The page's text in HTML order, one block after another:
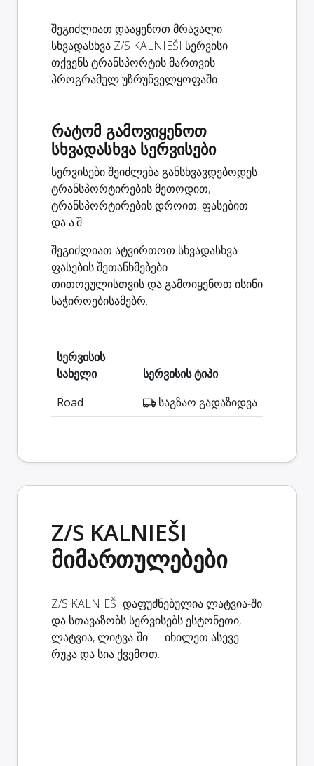
შეგიძლიათ დააყენოთ მრავალი
სხვადასხვა Z/S KALNIEŠI სერვისი
თქვენს ტრანსპორტის მართვის
პროგრამულ უზრუნველყოფაში.
რატომ გამოვიყენოთ
სხვადასხვა სერვისები
სერვისები შეიძლება განსხვავდებოდეს
ტრანსპორტირების მეთოდით,
ტრანსპორტირების დროით, ფასებით
და ა.შ.
შეგიძლიათ ატვირთოთ სხვადასხვა
ფასების შეთანხმებები
თითოეულისთვის და გამოიყენოთ ისინი
საჭიროებისამებრ.
სერვისის
სახელი
სერვისის ტიპი
Road
საგზაო გადაზიდვა
Z/S KALNIEŠI
მიმართულებები
Z/S KALNIEŠI დაფუძნებულია ლატვია-ში
და სთავაზობს სერვისებს ესტონეთი,
ლატვია, ლიტვა-ში — იხილეთ ასევე
რუკა და სია ქვემოთ.